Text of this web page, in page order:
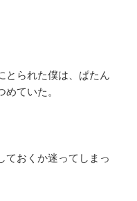
とられた僕は、ぱたん
ていた。
ておくか迷ってしまっ